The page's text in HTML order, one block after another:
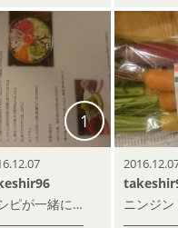
1
レシピが一緒に入ってた！
ニンジン